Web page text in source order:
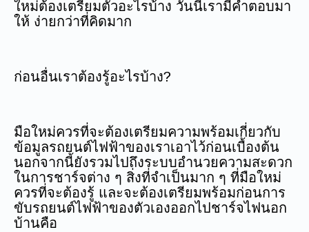
ใหม่ต้องเตรียมตัวอะไรบ้าง วันนี้เรามีคำตอบมา
ให้ ง่ายกว่าที่คิดมาก
ก่อนอื่นเราต้องรู้อะไรบ้าง?
มือใหม่ควรที่จะต้องเตรียมความพร้อมเกี่ยวกับ
ข้อมูลรถยนต์ไฟฟ้าของเราเอาไว้ก่อนเบื้องต้น
นอกจากนี้ยังรวมไปถึงระบบอำนวยความสะดวก
ในการชาร์จต่าง ๆ สิ่งที่จำเป็นมาก ๆ ที่มือใหม่
ควรที่จะต้องรู้ และจะต้องเตรียมพร้อมก่อนการ
ขับรถยนต์ไฟฟ้าของตัวเองออกไปชาร์จไฟนอก
บ้านคือ